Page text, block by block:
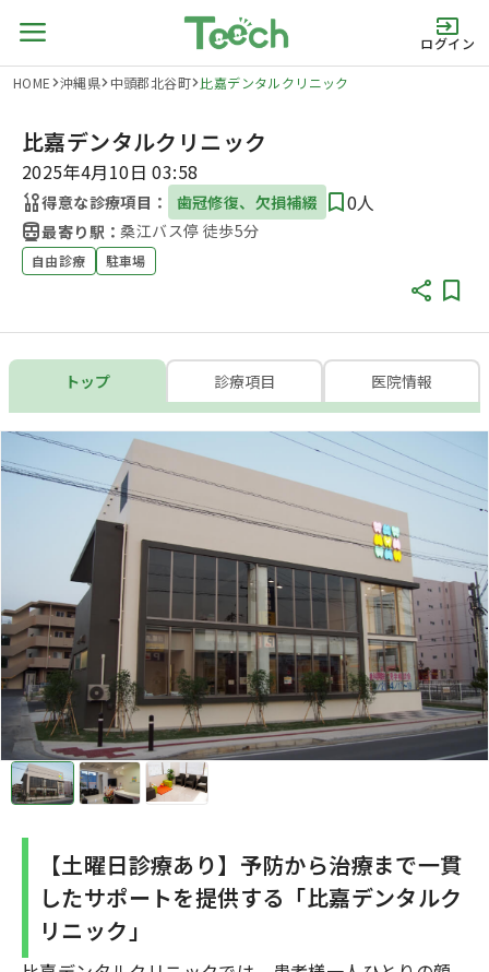
ログイン
HOME 沖縄県 中頭郡北谷町 比嘉デンタルクリニック
比嘉デンタルクリニック
2025年4月10日 03:58
得意な診療項目： 歯冠修復、欠損補綴 0人
最寄り駅：桑江バス停 徒歩5分
自由診療 駐車場
トップ 診療項目 医院情報
【土曜日診療あり】予防から治療まで一貫
したサポートを提供する「比嘉デンタルク
リニック」